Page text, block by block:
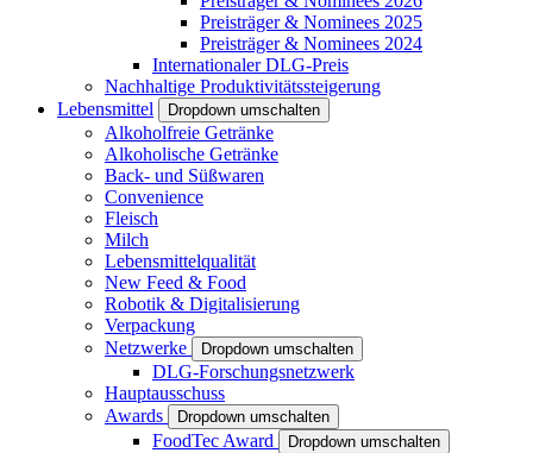
Preisträger & Nominees 2025
Preisträger & Nominees 2024
Internationaler DLG-Preis
Nachhaltige Produktivitätssteigerung
Lebensmittel
Dropdown umschalten
Alkoholfreie Getränke
Alkoholische Getränke
Back- und Süßwaren
Convenience
Fleisch
Milch
Lebensmittelqualität
New Feed & Food
Robotik & Digitalisierung
Verpackung
Netzwerke
Dropdown umschalten
DLG-Forschungsnetzwerk
Hauptausschuss
Awards
Dropdown umschalten
FoodTec Award Dropdown umschalten